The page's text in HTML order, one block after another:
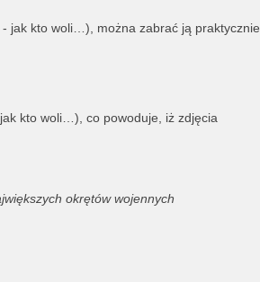
jak kto woli…), można zabrać ją praktycznie
kto woli…), co powoduje, iż zdjęcia
okrętów wojennych